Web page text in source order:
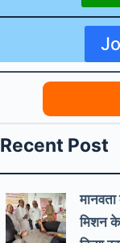
Recent Post
मिशन